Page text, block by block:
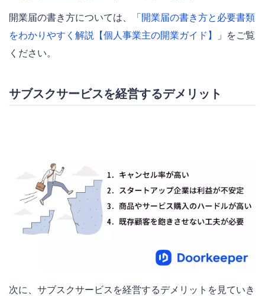
開業届の書き方については、「開業届の書き方と必要書類
をわかりやすく解説【個人事業主の開業ガイド】
」をご覧
ください。
サブスクサービスを経営するデメリット
次に、サブスクサービスを経営するデメリットを見ていき